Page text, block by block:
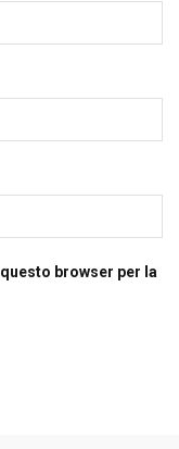
browser per la